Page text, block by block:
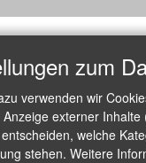
zum
verwenden wir
externer
welche
stehen. Weitere